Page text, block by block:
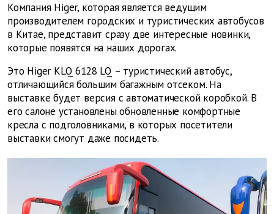
Компания Higer, которая является ведущим
производителем городских и туристических автобусов
в Китае, представит сразу две интересные новинки,
которые появятся на наших дорогах.
Это Higer KLQ 6128 LQ – туристический автобус,
отличающийся большим багажным отсеком. На
выставке будет версия с автоматической коробкой. В
его салоне установлены обновленные комфортные
кресла с подголовниками, в которых посетители
выставки смогут даже посидеть.